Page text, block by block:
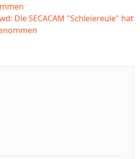
Die SECACAM "Schleiereule" hat